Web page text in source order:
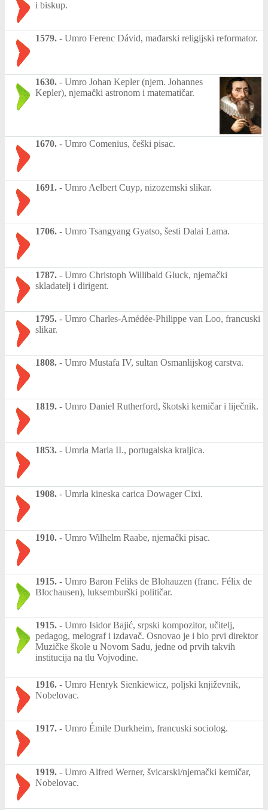
i biskup.
1579. - Umro Ferenc Dávid, mađarski religijski reformator.
1630. - Umro Johan Kepler (njem. Johannes
Kepler), njemački astronom i matematičar.
1670. - Umro Comenius, češki pisac.
1691. - Umro Aelbert Cuyp, nizozemski slikar.
1706. - Umro Tsangyang Gyatso, šesti Dalai Lama.
1787. - Umro Christoph Willibald Gluck, njemački
skladatelj i dirigent.
1795. - Umro Charles-Amédée-Philippe van Loo, francuski
slikar.
1808. - Umro Mustafa IV, sultan Osmanlijskog carstva.
1819. - Umro Daniel Rutherford, škotski kemičar i liječnik.
1853. - Umrla Maria II., portugalska kraljica.
1908. - Umrla kineska carica Dowager Cixi.
1910. - Umro Wilhelm Raabe, njemački pisac.
1915. - Umro Baron Feliks de Blohauzen (franc. Félix de
Blochausen), luksemburški političar.
1915. - Umro Isidor Bajić, srpski kompozitor, učitelj,
pedagog, melograf i izdavač. Osnovao je i bio prvi direktor
Muzičke škole u Novom Sadu, jedne od prvih takvih
institucija na tlu Vojvodine.
1916. - Umro Henryk Sienkiewicz, poljski književnik,
Nobelovac.
1917. - Umro Émile Durkheim, francuski sociolog.
1919. - Umro Alfred Werner, švicarski/njemački kemičar,
Nobelovac.